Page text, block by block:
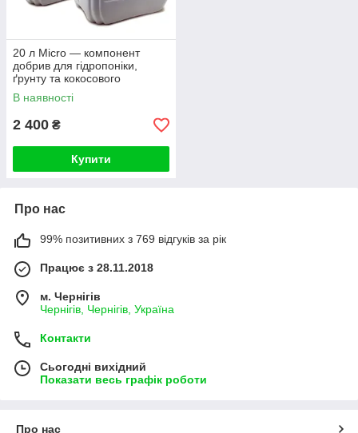
20 л Micro — компонент
добрив для гідропоніки,
ґрунту та кокосового
субстрату (аналог GHE)
(2х10 л)
В наявності
2 400 ₴
Купити
Про нас
99% позитивних з 769 відгуків за рік
Працює з 28.11.2018
м. Чернігів
Чернігів, Чернігів, Україна
Контакти
Сьогодні вихідний
Показати весь графік роботи
Про нас